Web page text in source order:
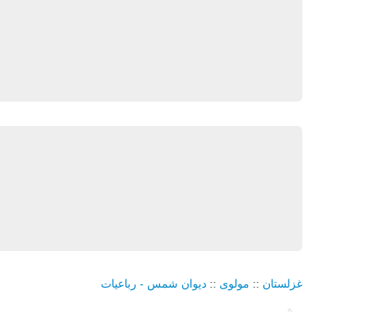
غزلستان :: مولوی :: دیوان شمس - رباعیات